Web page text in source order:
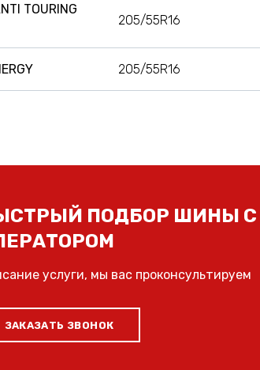
TOURING
205/55R16
205/55R16
ПОДБОР ШИНЫ С
услуги, мы вас проконсультируем
ЗАКАЗАТЬ ЗВОНОК